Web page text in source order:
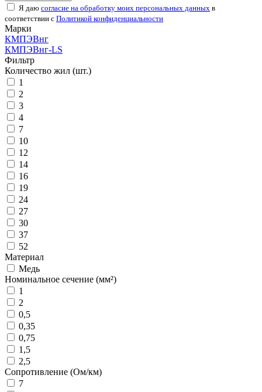
Я даю согласие на обработку моих персональных данных в
соответствии с Политикой конфиденциальности
Марки
КМПЭВнг
КМПЭВнг-LS
Фильтр
Количество жил (шт.)
1
2
3
4
7
10
12
14
16
19
24
27
30
37
52
Материал
Медь
Номинальное сечение (мм²)
1
2
0,5
0,35
0,75
1,5
2,5
Сопротивление (Ом/км)
7